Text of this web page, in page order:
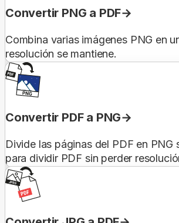
Convertir PNG a PDF
Combina varias imágenes PNG en
resolución se mantiene.
Convertir PDF a PNG
Divide las páginas del PDF en PNG
para dividir PDF sin perder